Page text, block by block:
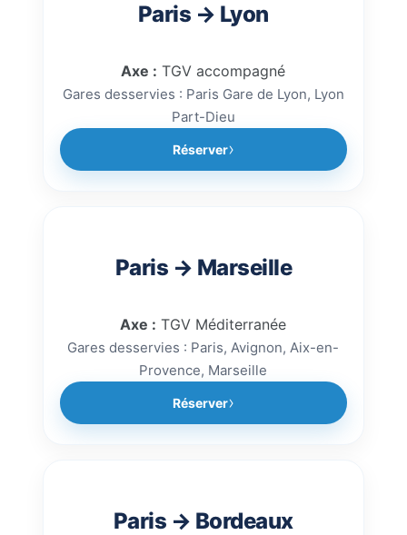
sécurisé.Paris → Lyon
Axe : TGV accompagné
Gares desservies : Paris Gare de Lyon, Lyon
Part-Dieu
Réserver
Paris → Marseille
Axe : TGV Méditerranée
Gares desservies : Paris, Avignon, Aix-en-
Provence, Marseille
Réserver
Paris → Bordeaux